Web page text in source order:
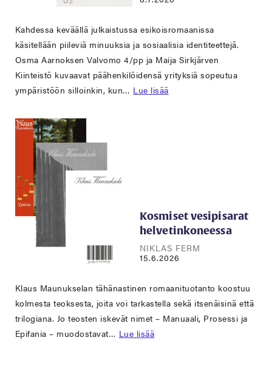
Kahdessa keväällä julkaistussa esikoisromaanissa
käsitellään piileviä minuuksia ja sosiaalisia identiteettejä.
Osma Aarnoksen Valvomo 4/pp ja Maija Sirkjärven
Kiinteistö kuvaavat päähenkilöidensä yrityksiä sopeutua
ympäristöön silloinkin, kun… Lue lisää
Kosmiset vesipisarat
helvetinkoneessa
NIKLAS FERM
15.6.2026
Klaus Maunukselan tähänastinen romaanituotanto koostuu
kolmesta teoksesta, joita voi tarkastella sekä itsenäisinä että
trilogiana. Jo teosten iskevät nimet – Manuaali, Prosessi ja
Epifania – muodostavat… Lue lisää